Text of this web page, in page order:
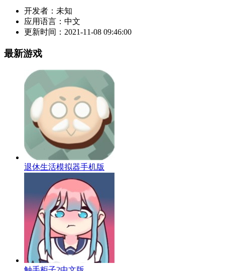
开发者： 未知
应用语言： 中文
更新时间： 2021-11-08 09:46:00
最新游戏
退休生活模拟器手机版